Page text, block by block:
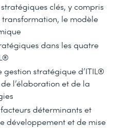
clés, y compris
le modèle
dans les quatre
stratégique d’ITIL®
l’élaboration et de la
déterminants et
développement et de mise